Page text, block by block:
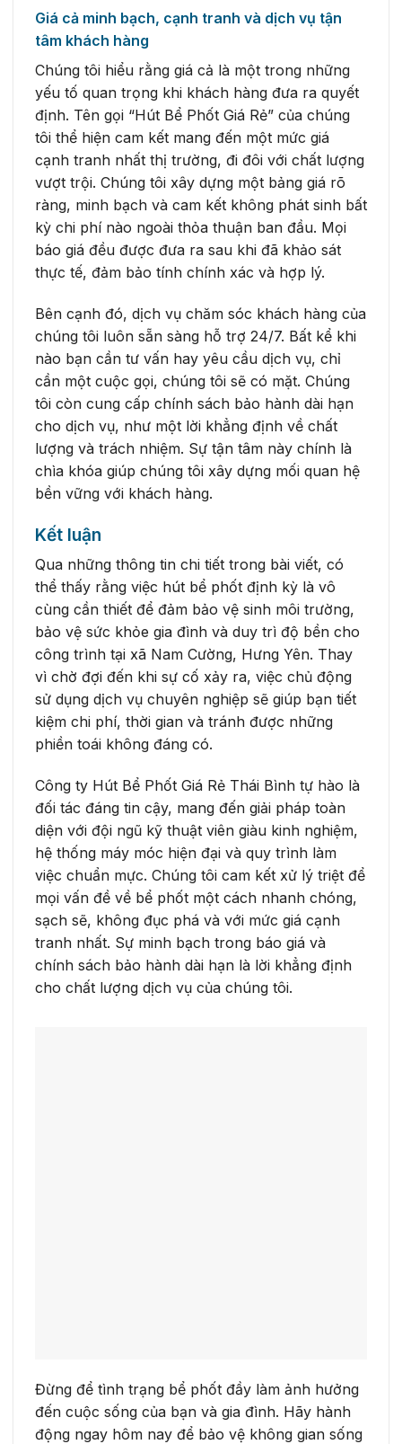
Giá cả minh bạch, cạnh tranh và dịch vụ tận
tâm khách hàng
Chúng tôi hiểu rằng giá cả là một trong những
yếu tố quan trọng khi khách hàng đưa ra quyết
định. Tên gọi “Hút Bể Phốt Giá Rẻ” của chúng
tôi thể hiện cam kết mang đến một mức giá
cạnh tranh nhất thị trường, đi đôi với chất lượng
vượt trội. Chúng tôi xây dựng một bảng giá rõ
ràng, minh bạch và cam kết không phát sinh bất
kỳ chi phí nào ngoài thỏa thuận ban đầu. Mọi
báo giá đều được đưa ra sau khi đã khảo sát
thực tế, đảm bảo tính chính xác và hợp lý.
Bên cạnh đó, dịch vụ chăm sóc khách hàng của
chúng tôi luôn sẵn sàng hỗ trợ 24/7. Bất kể khi
nào bạn cần tư vấn hay yêu cầu dịch vụ, chỉ
cần một cuộc gọi, chúng tôi sẽ có mặt. Chúng
tôi còn cung cấp chính sách bảo hành dài hạn
cho dịch vụ, như một lời khẳng định về chất
lượng và trách nhiệm. Sự tận tâm này chính là
chìa khóa giúp chúng tôi xây dựng mối quan hệ
bền vững với khách hàng.
Kết luận
Qua những thông tin chi tiết trong bài viết, có
thể thấy rằng việc hút bể phốt định kỳ là vô
cùng cần thiết để đảm bảo vệ sinh môi trường,
bảo vệ sức khỏe gia đình và duy trì độ bền cho
công trình tại xã Nam Cường, Hưng Yên. Thay
vì chờ đợi đến khi sự cố xảy ra, việc chủ động
sử dụng dịch vụ chuyên nghiệp sẽ giúp bạn tiết
kiệm chi phí, thời gian và tránh được những
phiền toái không đáng có.
Công ty Hút Bể Phốt Giá Rẻ Thái Bình tự hào là
đối tác đáng tin cậy, mang đến giải pháp toàn
diện với đội ngũ kỹ thuật viên giàu kinh nghiệm,
hệ thống máy móc hiện đại và quy trình làm
việc chuẩn mực. Chúng tôi cam kết xử lý triệt để
mọi vấn đề về bể phốt một cách nhanh chóng,
sạch sẽ, không đục phá và với mức giá cạnh
tranh nhất. Sự minh bạch trong báo giá và
chính sách bảo hành dài hạn là lời khẳng định
cho chất lượng dịch vụ của chúng tôi.
Đừng để tình trạng bể phốt đầy làm ảnh hưởng
đến cuộc sống của bạn và gia đình. Hãy hành
động ngay hôm nay để bảo vệ không gian sống